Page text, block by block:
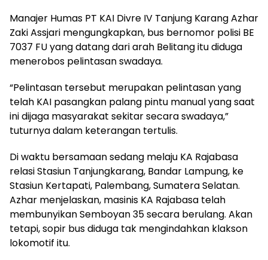
Manajer Humas PT KAI Divre IV Tanjung Karang Azhar
Zaki Assjari mengungkapkan, bus bernomor polisi BE
7037 FU yang datang dari arah Belitang itu diduga
menerobos pelintasan swadaya.
“Pelintasan tersebut merupakan pelintasan yang
telah KAI pasangkan palang pintu manual yang saat
ini dijaga masyarakat sekitar secara swadaya,”
tuturnya dalam keterangan tertulis.
Di waktu bersamaan sedang melaju KA Rajabasa
relasi Stasiun Tanjungkarang, Bandar Lampung, ke
Stasiun Kertapati, Palembang, Sumatera Selatan.
Azhar menjelaskan, masinis KA Rajabasa telah
membunyikan Semboyan 35 secara berulang. Akan
tetapi, sopir bus diduga tak mengindahkan klakson
lokomotif itu.